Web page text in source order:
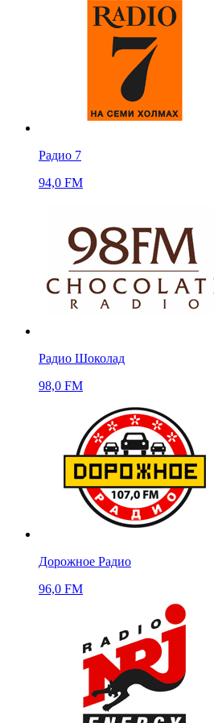
Радио 7
94,0 FM
Радио Шоколад
98,0 FM
Дорожное Радио
96,0 FM